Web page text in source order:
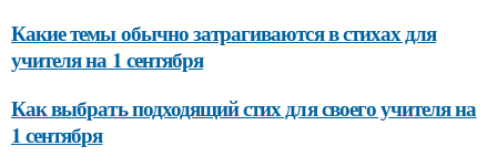
Какие темы обычно затрагиваются в стихах для
учителя на 1 сентября
Как выбрать подходящий стих для своего учителя на
1 сентября